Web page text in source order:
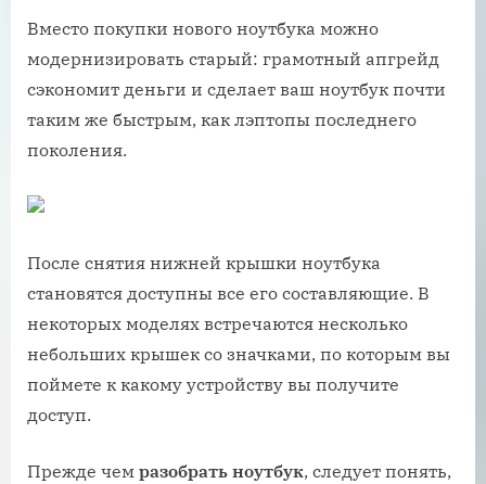
Вместо покупки нового ноутбука можно
модернизировать старый: грамотный апгрейд
сэкономит деньги и сделает ваш ноутбук почти
таким же быстрым, как лэптопы последнего
поколения.
После снятия нижней крышки ноутбука
становятся доступны все его составляющие. В
некоторых моделях встречаются несколько
небольших крышек со значками, по которым вы
поймете к какому устройству вы получите
доступ.
Прежде чем разобрать ноутбук, следует понять,